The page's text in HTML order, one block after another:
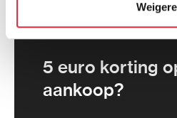
5 euro korting
aankoop?